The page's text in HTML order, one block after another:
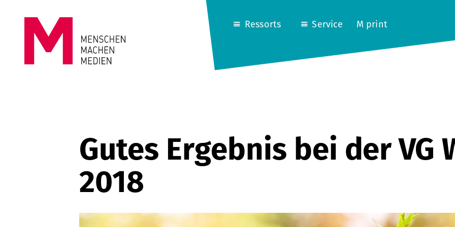
MEDIEN
Ressorts Service M print
Gutes Ergebnis bei der VG
2018